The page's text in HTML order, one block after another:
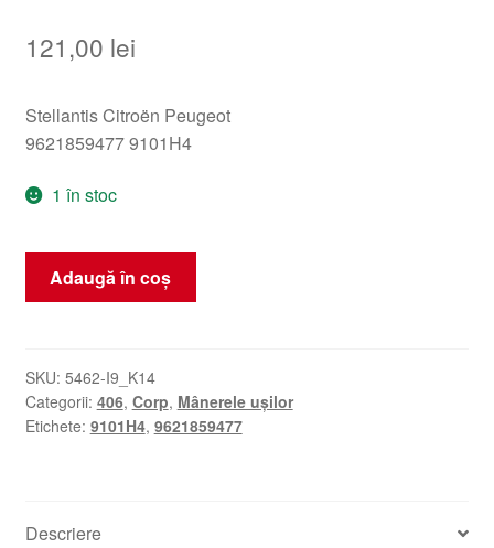
121,00 lei
Stellantis Citroën Peugeot
9621859477 9101H4
1 în stoc
Cantitate
Mâner
ușa
spate
Peugeot
Adaugă în coș
SKU: 5462-I9_K14
Categorii: 406, Corp, Mânerele ușilor
Etichete: 9101H4, 9621859477
Descriere